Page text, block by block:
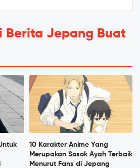
Berita Jepang Buat
10 Karakter Anime Yang
Merupakan Sosok Ayah Terbaik
Menurut Fans di Jepang